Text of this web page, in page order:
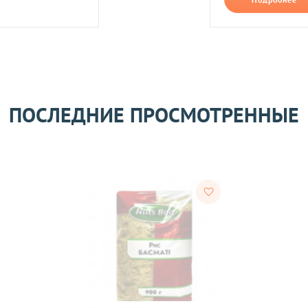
следующим образом:
качества согласно Закону «О защите прав потребителей»
получения товара покупателем.
ПОСЛЕДНИЕ ПРОСМОТРЕННЫЕ